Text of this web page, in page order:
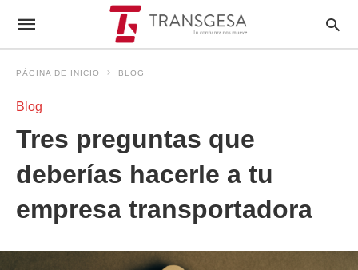
PÁGINA DE INICIO BLOG
Blog
Tres preguntas que
deberías hacerle a tu
empresa transportadora